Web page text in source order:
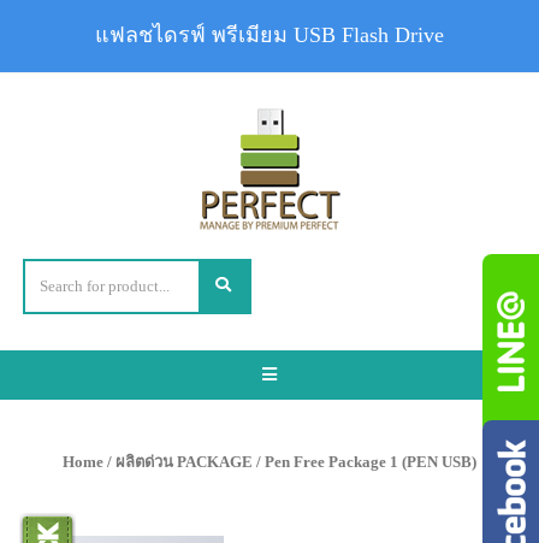
Toggle
Home / ผลิตด่วน PACKAGE / Pen Free Package 1 (PEN USB)
แฟลชไดรฟ์ พรีเมียม USB Flash Drive